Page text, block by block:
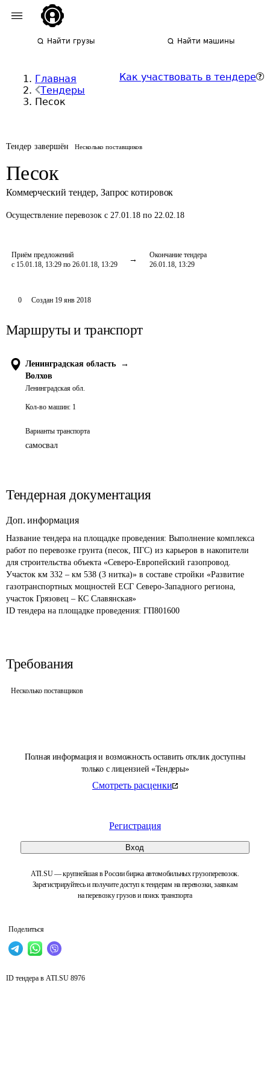
Найти грузы Найти машины
Главная
Тендеры
Песок
Как участвовать в тендере
Тендер завершён Несколько поставщиков
Песок
Коммерческий тендер, Запрос котировок
Осуществление перевозок с 27.01.18 по 22.02.18
Приём предложений
с 15.01.18, 13:29 по 26.01.18, 13:29
Окончание тендера
26.01.18, 13:29
Полная информация и возможность оставить отклик доступны
только с лицензией «Тендеры»
Смотреть расценки
Регистрация
Вход
ATI.SU — крупнейшая в России биржа автомобильных грузоперевозок.
Зарегистрируйтесь и получите доступ к тендерам на перевозки, заявкам
на перевозку грузов и поиск транспорта
Поделиться
0 Создан 19 янв 2018
Маршруты и транспорт
Ленинградская область
→
Волхов
Ленинградская обл.
Кол-во машин: 1
Варианты транспорта
самосвал
Тендерная документация
Доп. информация
Название тендера на площадке проведения: Выполнение комплекса
работ по перевозке грунта (песок, ПГС) из карьеров в накопители
для строительства объекта «Северо-Европейский газопровод.
Участок км 332 – км 538 (3 нитка)» в составе стройки «Развитие
газотранспортных мощностей ЕСГ Северо-Западного региона,
участок Грязовец – КС Славянская»
ID тендера на площадке проведения: ГП801600
Требования
Несколько поставщиков
ID тендера в ATI.SU 8976